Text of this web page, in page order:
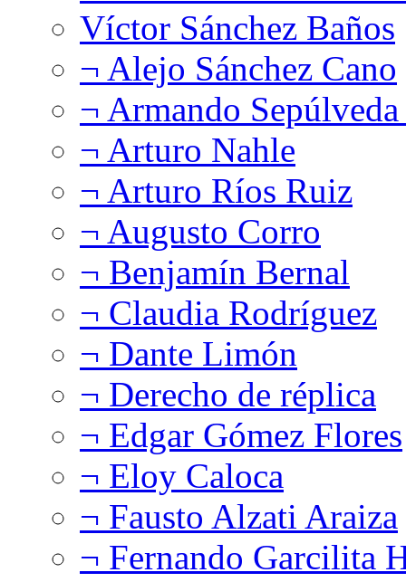
Víctor Sánchez Baños
¬ Alejo Sánchez Cano
¬ Armando
¬ Arturo Nahle
¬ Arturo Ríos Ruiz
¬ Augusto Corro
¬ Benjamín Bernal
¬ Claudia Rodríguez
¬ Dante Limón
¬ Derecho de réplica
¬ Edgar Gómez Flores
¬ Eloy Caloca
¬ Fausto Alzati Araiza
¬ Fernando Garcilita